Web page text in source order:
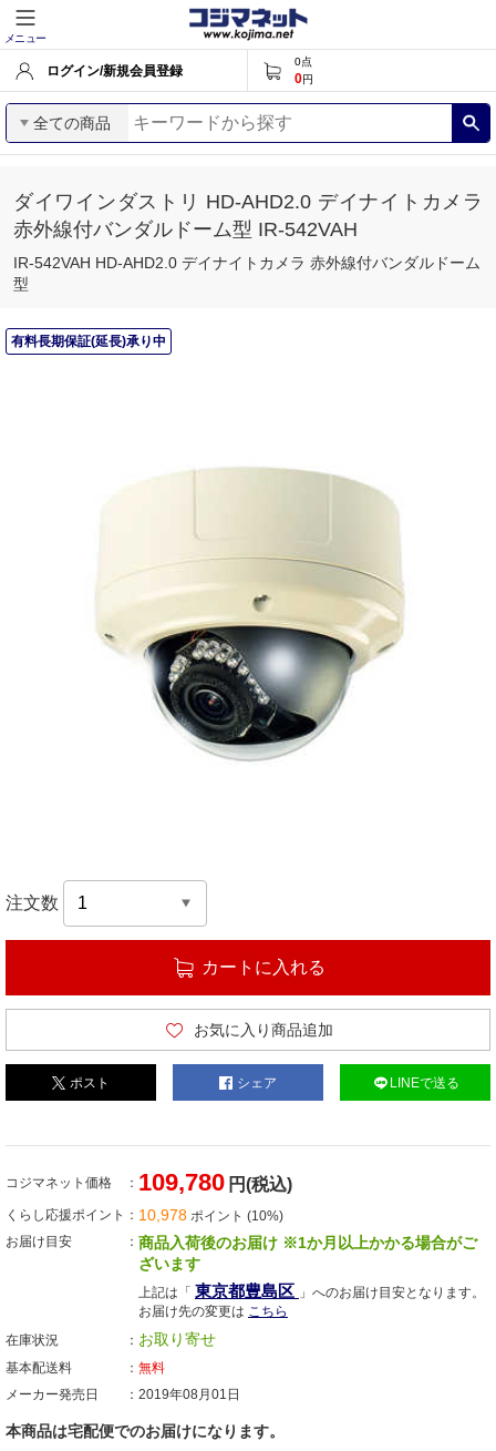
メニュー
ログイン/新規会員登録
0点
0円
全ての商品
ダイワインダストリ HD-AHD2.0 デイナイトカメラ
赤外線付バンダルドーム型 IR-542VAH
IR-542VAH HD-AHD2.0 デイナイトカメラ 赤外線付バンダルドーム
型
有料長期保証(延長)承り中
注文数
カートに入れる
お気に入り商品追加
ポスト シェア LINEで送る
コジマネット価格 109,780 円(税込)
くらし応援ポイント 10,978 ポイント (10%)
お届け目安
商品入荷後のお届け ※1か月以上かかる場合がご
ざいます
上記は「 東京都豊島区 」へのお届け目安となります。
お届け先の変更は こちら
在庫状況
お取り寄せ
基本配送料
無料
メーカー発売日
2019年08月01日
本商品は宅配便でのお届けになります。